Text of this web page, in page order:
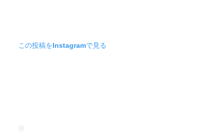
この投稿をInstagramで見る